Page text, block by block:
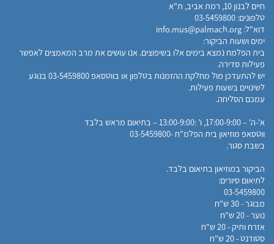
​חיים לבנון 10, רמת אביב, ת"א
טלפונים: 03-5459800
דוא"ל: info.mus@palmach.org
ימים ושעות הביקור:
בית הפלמח נמצא בימים אלו בשיפוצים. אנו עושים את מרב המאמצים לאפשר
פעילות סדירה.
יש להתעדכן מול מחלקת ההזמנות בטלפון או בווטסאפ 03-5459800 בנוגע
לשינויים בשעות פעילות.
עמכם הסליחה.
א'-ה' – 17:00-9:00, ו' :13:00-9:00 – בתיאום מראש בלבד
ווטסאפ מוזיאון בית הפלמ"ח -03-5459800​​
בשבת סגור.​
הביקור במוזיאון בתיאום בלבד.​
לתיאום סיורים:
03-5459800
מבוגר - 30 ש"ח
נוער - 20 ש"ח
אזרח ותיק - 20 ש"ח
סטודנט - 20 ש"ח